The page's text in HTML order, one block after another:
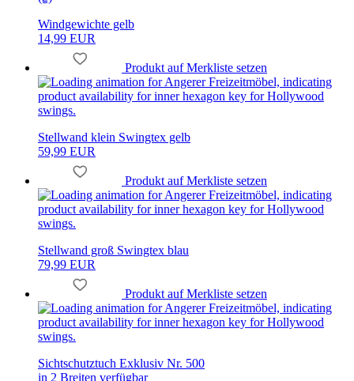
Windgewichte gelb
14,99 EUR
Produkt auf Merkliste setzen
Stellwand klein Swingtex gelb
59,99 EUR
Produkt auf Merkliste setzen
Stellwand groß Swingtex blau
79,99 EUR
Produkt auf Merkliste setzen
Sichtschutztuch Exklusiv Nr. 500
in 2 Breiten verfügbar